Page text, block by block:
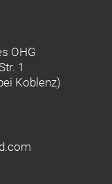
OHG
1
Koblenz)